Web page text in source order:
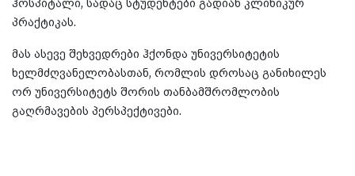
პრაქტიკას
მას ასევე შეხვედრები ჰქონდა უნივერსიტეტის
ხელმძღვანელობასთან, რომლის დროსაც განიხილეს
ორ უნივერსიტეტს შორის თანბამშრომლობის
გაღრმავების პერსპექტივები.